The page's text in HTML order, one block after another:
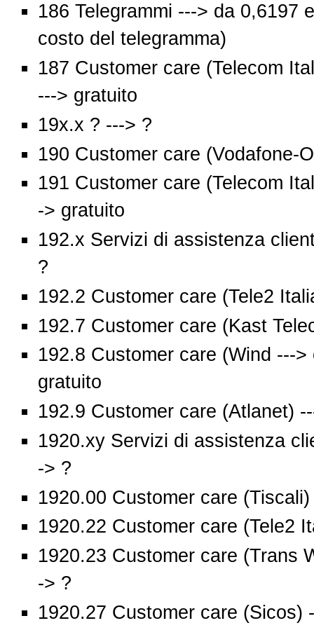
186 Telegrammi ---> da 0,6197
costo del telegramma)
187 Customer care (Telecom
---> gratuito
19x.x ? ---> ?
190 Customer care (Vodafone-
191 Customer care (Telecom
-> gratuito
192.x Servizi di assistenza
?
192.2 Customer care (Tele2
192.7 Customer care (Kast
192.8 Customer care (Wind ---
gratuito
192.9 Customer care (Atlanet)
1920.xy Servizi di assistenza
-> ?
1920.00 Customer care
1920.22 Customer care (Tele2
1920.23 Customer care (Trans
-> ?
1920.27 Customer care (Sicos)